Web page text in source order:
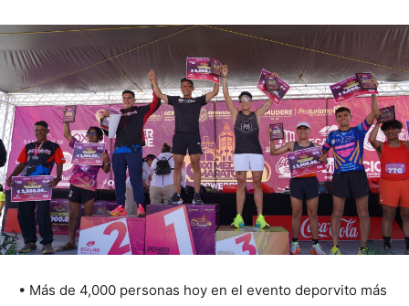
• Más de 4,000 personas hoy en el evento deporvito más